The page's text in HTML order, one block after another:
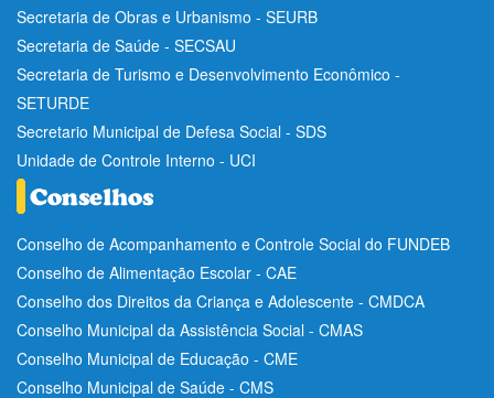
Secretaria de Obras e Urbanismo - SEURB
Secretaria de Saúde - SECSAU
Secretaria de Turismo e Desenvolvimento Econômico -
SETURDE
Secretario Municipal de Defesa Social - SDS
Unidade de Controle Interno - UCI
Conselho de Acompanhamento e Controle Social do FUNDEB
Conselho de Alimentação Escolar - CAE
Conselho dos Direitos da Criança e Adolescente - CMDCA
Conselho Municipal da Assistência Social - CMAS
Conselho Municipal de Educação - CME
Conselho Municipal de Saúde - CMS